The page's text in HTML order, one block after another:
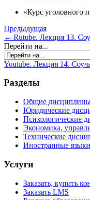
«Курс уголовного
Предыдущая
← Rutube. Лекция 13.
Перейти на...
Youtube. Лекция 14.
Разделы
Общие
Юридические
Психологические
Экономика,
Технические
Иностранные языки
Услуги
Заказать, купить
Заказать LMS